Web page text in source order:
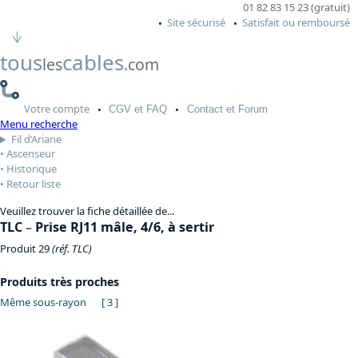
01 82 83 15 23 (gratuit)
Site sécurisé
Satisfait ou remboursé
touslescables.com
Votrecompte CGV et FAQ Contactet Forum
Menu recherche
Fil d’Ariane
Ascenseur
Historique
Retour liste
Veuillez trouver la fiche détaillée de...
TLC– Prise RJ11 mâle, 4/6, à sertir
Produit 29(réf. TLC)
Produits très proches
Même sous-rayon [ 3 ]